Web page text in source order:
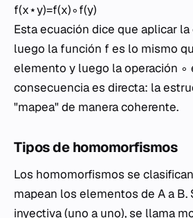
f(x⋆y)=f(x)∘f(y)
Esta ecuación dice que aplicar
luego la función f es lo mismo
elemento y luego la operación ∘
consecuencia es directa: la
"mapea" de manera coherente.
Tipos de homomorfismos
Los homomorfismos se
mapean los elementos de A a B.
inyectiva (uno a uno), se llama